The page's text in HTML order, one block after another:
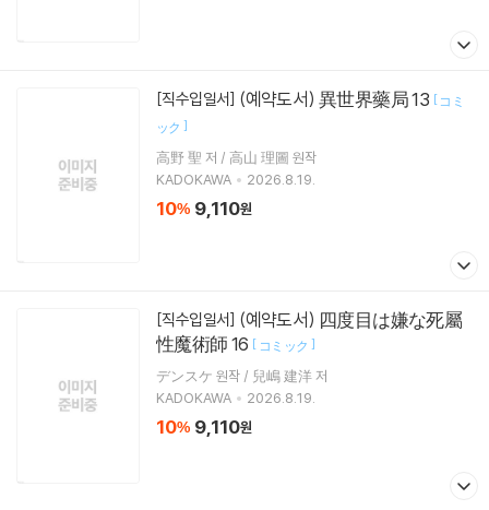
[직수입일서] (예약도서) 異世界藥局 13 [ コミ
ック ]
高野 聖 저 / 高山 理圖 원작
KADOKAWA
2026.8.19.
10% 9,110원
[직수입일서]
性魔術師 16 [ コミック ]
デンスケ 원작 / 兒嶋 建洋 저
KADOKAWA
2026.8.19.
10% 9,110원